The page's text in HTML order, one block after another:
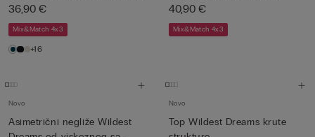
36,90 €
Mix&Match 4x3
+16
40,90 €
Mix&Match 4x3
Novo
Asimetrični negliže Wildest
Novo
Top Wildest Dreams krute